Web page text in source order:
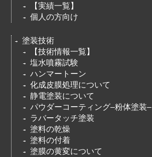
【実績一覧】
個人の方向け
塗装技術
【技術情報一覧】
塩水噴霧試験
ハンマートーン
化成皮膜処理について
静電塗装について
パウダーコーティング–粉体塗装–
ラバータッチ塗装
塗料の乾燥
塗料の付着
塗膜の黄変について